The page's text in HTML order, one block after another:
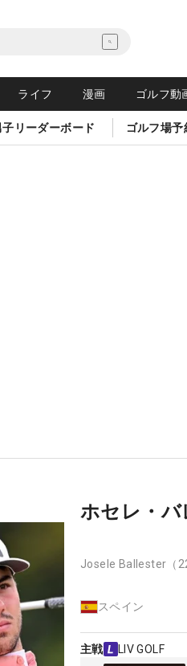
ライフ 漫画 ゴルフ動
リーダーボード ゴルフ場
ホセレ・バ
Josele Ballester （
スペイン
主戦 LIV GOLF